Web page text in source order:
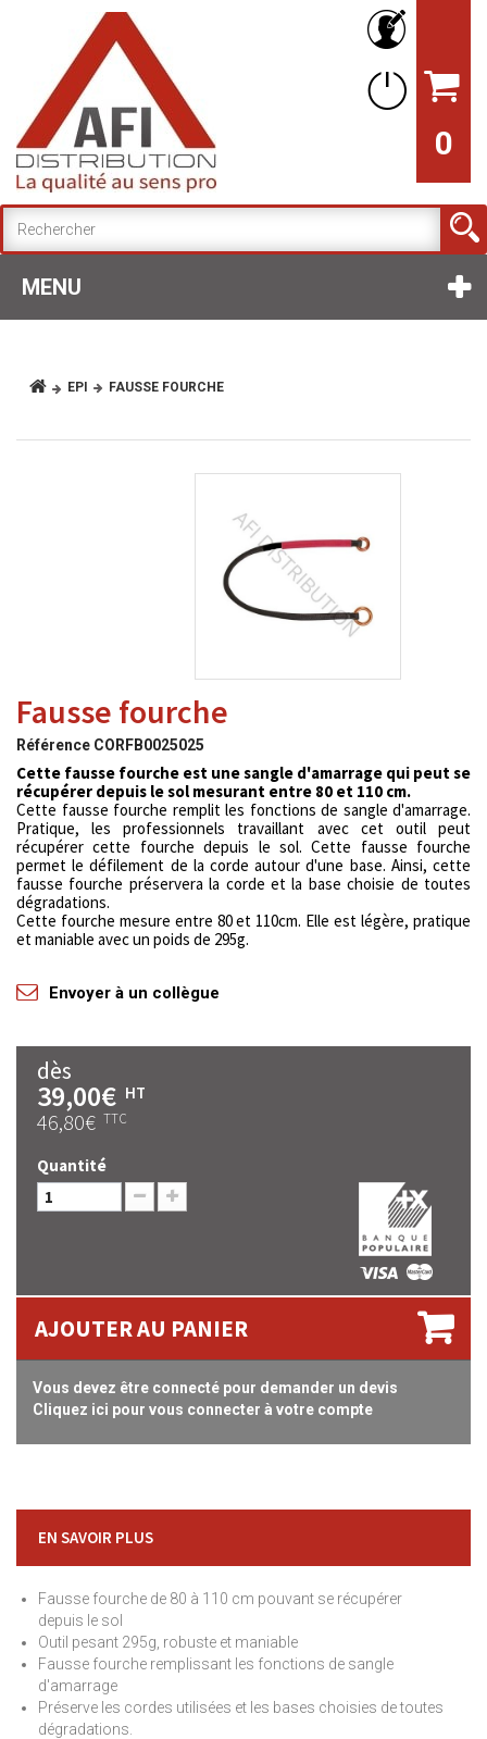
0
MENU
EPI FAUSSE FOURCHE
Fausse fourche
Référence CORFB0025025
Cette fausse fourche est une sangle d'amarrage qui peut se
récupérer depuis le sol mesurant entre 80 et 110 cm.
Cette fausse fourche remplit les fonctions de sangle d'amarrage.
Pratique, les professionnels travaillant avec cet outil peut
récupérer cette fourche depuis le sol. Cette fausse fourche
permet le défilement de la corde autour d'une base. Ainsi, cette
fausse fourche préservera la corde et la base choisie de toutes
dégradations.
Cette fourche mesure entre 80 et 110cm. Elle est légère, pratique
et maniable avec un poids de 295g.
Envoyer à un collègue
dès
39,00€ HT
46,80€ TTC
Quantité
AJOUTER AU PANIER
Vous devez être connecté pour demander un devis
Cliquez ici pour vous connecter à votre compte
EN SAVOIR PLUS
Fausse fourche de 80 à 110 cm pouvant se récupérer
depuis le sol
Outil pesant 295g, robuste et maniable
Fausse fourche remplissant les fonctions de sangle
d'amarrage
Préserve les cordes utilisées et les bases choisies de toutes
dégradations.